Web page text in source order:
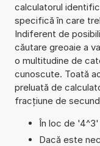
calculatorul
specifică în care
Indiferent de
căutare greoaie a
o multitudine de
cunoscute. Toată
preluată de
fracțiune de
În loc de
Dacă este